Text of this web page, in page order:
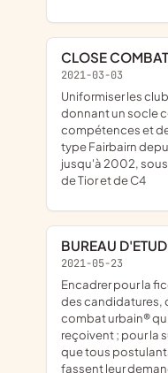
CLOSE
2021-03-03
uniformiser les clubs de close combat à Paris, en
donnant un socle
compétences et
type Fairbairn
jusqu'à 2002,
de Tior et de C4
BUREAU
2021-05-23
encadrer pour la ficc, le processus des rendez vous et
des candidatures,
combat urbain®
reçoivent ; pour la
que tous
fassent leur